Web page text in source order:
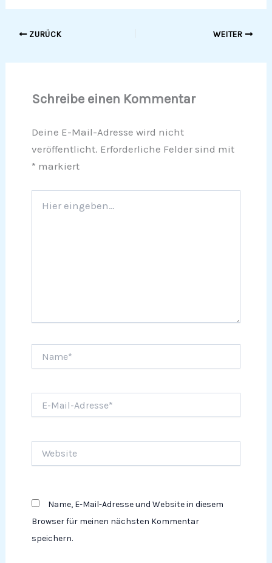
ZURÜCK WEITER
Schreibe einen Kommentar
Deine E-Mail-Adresse wird nicht
veröffentlicht. Erforderliche Felder sind mit
* markiert
eingeben…
Mail-
Name, E-Mail-Adresse und Website in diesem
Browser für meinen nächsten Kommentar
speichern.